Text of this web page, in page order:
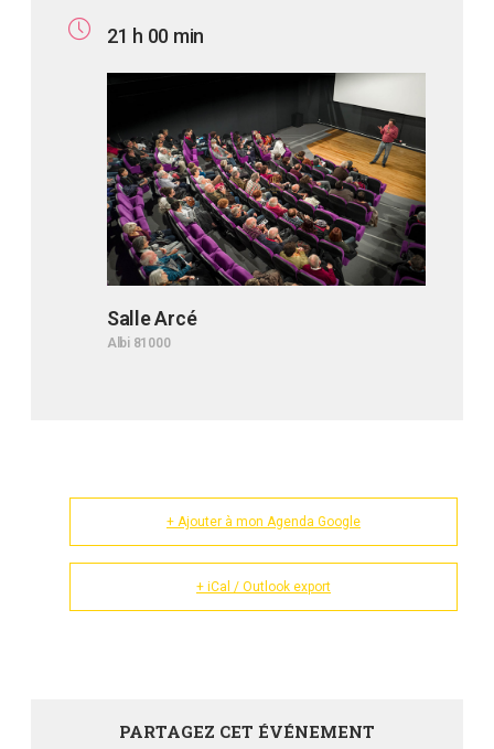
21 h 00 min
Salle Arcé
Albi 81000
+ Ajouter à mon Agenda Google
+ iCal / Outlook export
PARTAGEZ CET ÉVÉNEMENT